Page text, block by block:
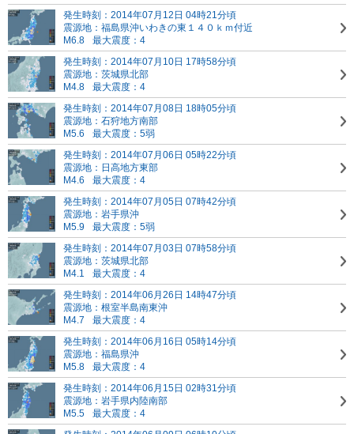
発生時刻：2014年07月12日 04時21分頃
震源地：福島県沖いわきの東１４０ｋｍ付近
M6.8
最大震度：4
発生時刻：2014年07月10日 17時58分頃
震源地：茨城県北部
M4.8
最大震度：4
発生時刻：2014年07月08日 18時05分頃
震源地：石狩地方南部
M5.6
最大震度：5弱
発生時刻：2014年07月06日 05時22分頃
震源地：日高地方東部
M4.6
最大震度：4
発生時刻：2014年07月05日 07時42分頃
震源地：岩手県沖
M5.9
最大震度：5弱
発生時刻：2014年07月03日 07時58分頃
震源地：茨城県北部
M4.1
最大震度：4
発生時刻：2014年06月26日 14時47分頃
震源地：根室半島南東沖
M4.7
最大震度：4
発生時刻：2014年06月16日 05時14分頃
震源地：福島県沖
M5.8
最大震度：4
発生時刻：2014年06月15日 02時31分頃
震源地：岩手県内陸南部
M5.5
最大震度：4